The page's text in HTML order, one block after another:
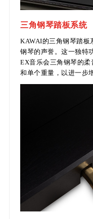
三角钢琴踏板系统
KAWAI的三角钢琴踏板
钢琴的声誉。这一独特
EX音乐会三角钢琴的
和单个重量，以进一步